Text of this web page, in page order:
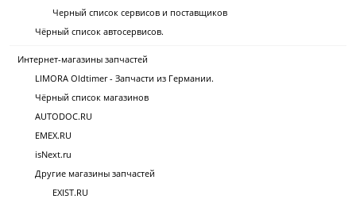
Черный список сервисов и поставщиков
Чёрный список автосервисов.
Интернет-магазины запчастей
LIMORA Oldtimer - Запчасти из Германии.
Чёрный список магазинов
AUTODOC.RU
EMEX.RU
isNext.ru
Другие магазины запчастей
EXIST.RU